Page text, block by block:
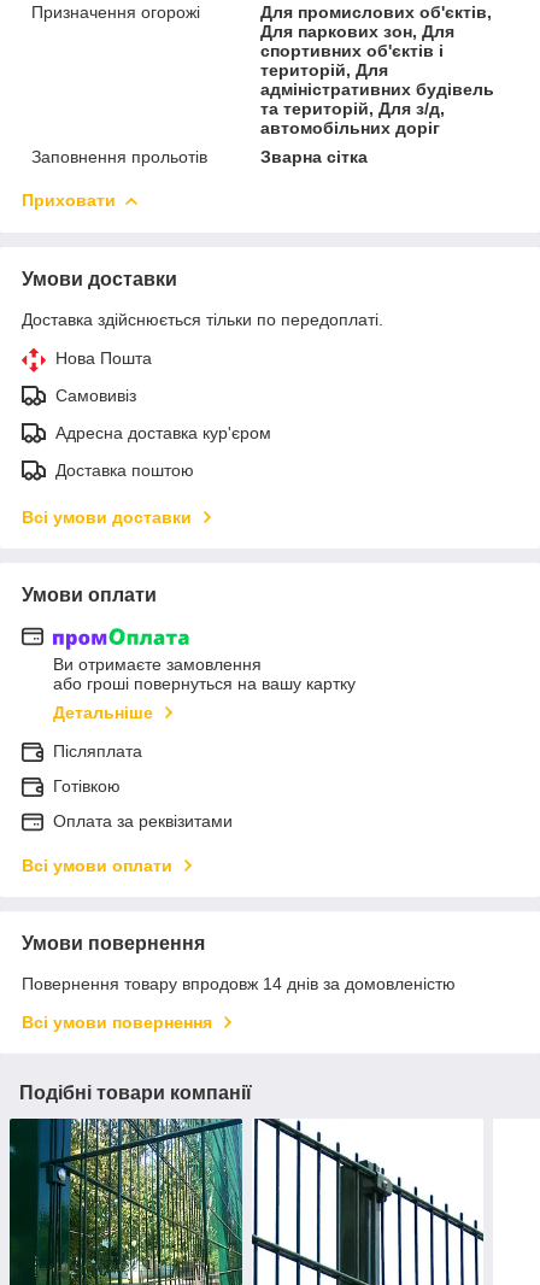
Призначення огорожі
Для промислових об'єктів,
Для паркових зон, Для
спортивних об'єктів і
територій, Для
адміністративних будівель
та територій, Для з/д,
автомобільних доріг
Заповнення прольотів
Зварна сітка
Приховати
Умови доставки
Доставка здійснюється тільки по передоплаті.
Нова Пошта
Самовивіз
Адресна доставка кур'єром
Доставка поштою
Всі умови доставки
Умови оплати
Ви отримаєте замовлення
або гроші повернуться на вашу картку
Детальніше
Післяплата
Готівкою
Оплата за реквізитами
Всі умови оплати
Умови повернення
Повернення товару впродовж 14 днів за домовленістю
Всі умови повернення
Подібні товари компанії